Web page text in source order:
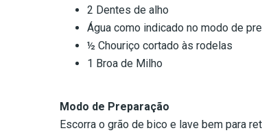
2 Dentes de alho
Água como indicado no modo de
½ Chouriço cortado às rodelas
1 Broa de Milho
Modo de Preparação
Escorra o grão de bico e lave bem para